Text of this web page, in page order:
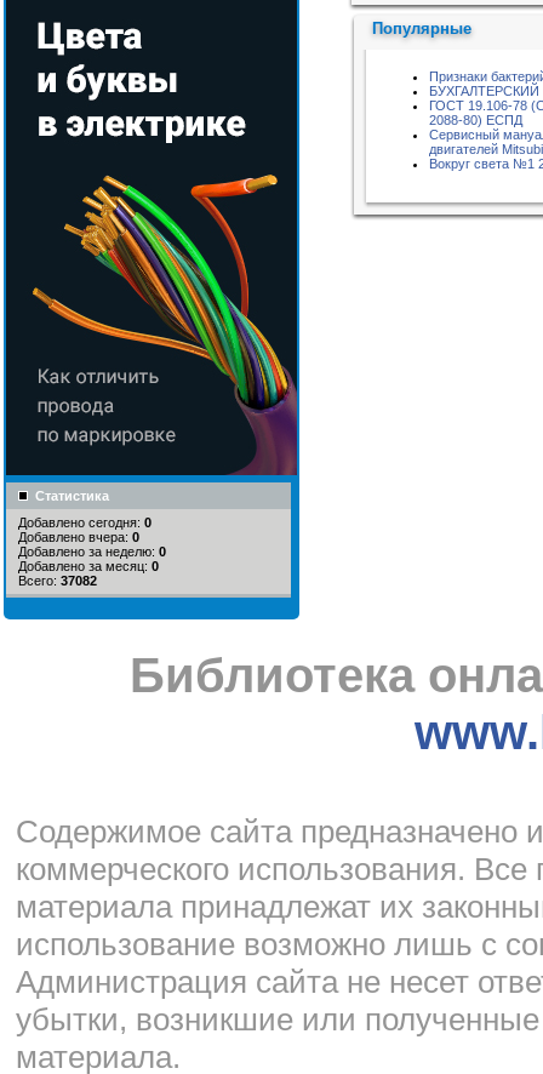
Статистика
Добавлено сегодня: 0
Добавлено вчера: 0
Добавлено за неделю: 0
Добавлено за месяц: 0
Всего: 37082
Популярные
Признаки
БУХГАЛТЕРСКИЙ
ГОСТ 19.106-78
2088-80) ЕСПД
Сервисный
двигателей
Вокруг света №1
Библиотека
Cодержимое сайта предназначено
коммерческого использования.
материала принадлежат их
использование возможно лишь с
Администрация сайта не несет
убытки, возникшие или
материала.